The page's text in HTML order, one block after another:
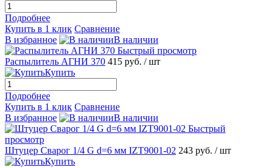
Подробнее
Купить в 1 клик Сравнение
В избранное
В наличии
Быстрый просмотр
Распылитель АГНИ 370 415 руб. / шт
Купить
Подробнее
Купить в 1 клик Сравнение
В избранное
В наличии
Быстрый
просмотр
Штуцер Сварог 1/4 G d=6 мм IZT9001-02 243 руб. / шт
Купить